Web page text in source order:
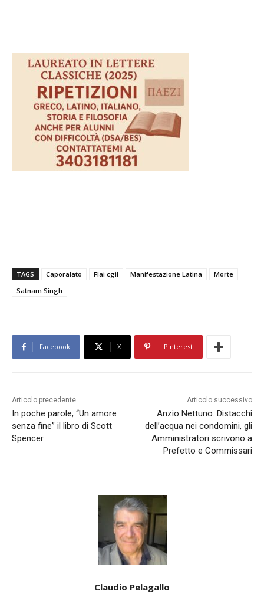
TAGS Caporalato Flai cgil Manifestazione Latina
Morte
Satnam Singh
Facebook X Pinterest
Articolo precedente
In poche parole, “Un amore
senza fine” il libro di Scott
Spencer
Articolo successivo
Anzio Nettuno. Distacchi
dell’acqua nei condomini, gli
Amministratori scrivono a
Prefetto e Commissari
Claudio Pelagallo